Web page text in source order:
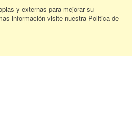
y externas para mejorar su
información visite nuestra Politica de